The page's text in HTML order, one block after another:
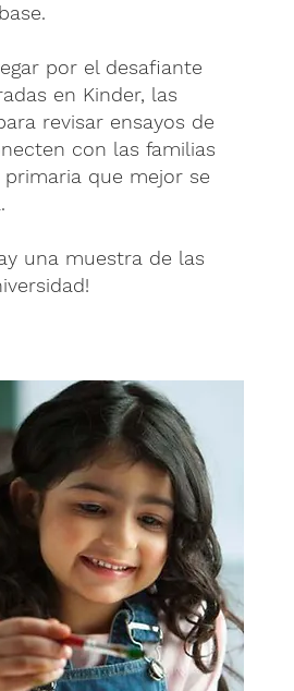
por el desafiante
en Kinder, las
revisar ensayos de
con las familias
que mejor se
una muestra de las